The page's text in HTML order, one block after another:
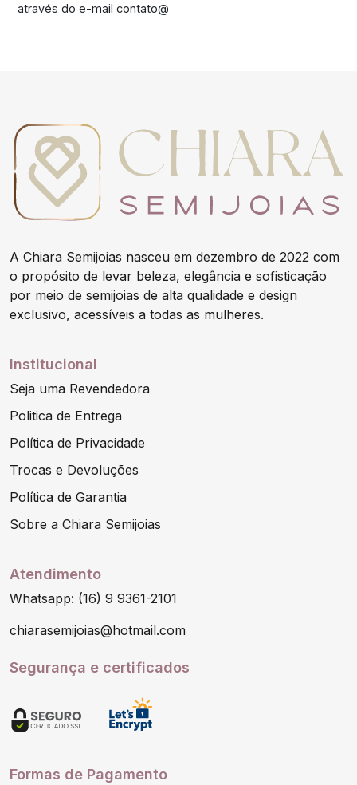
através do e-mail contato@
A Chiara Semijoias nasceu em dezembro de 2022 com
o propósito de levar beleza, elegância e sofisticação
por meio de semijoias de alta qualidade e design
exclusivo, acessíveis a todas as mulheres.
Institucional
Seja uma Revendedora
Politica de Entrega
Política de Privacidade
Trocas e Devoluções
Política de Garantia
Sobre a Chiara Semijoias
Atendimento
Whatsapp: (16) 9 9361-2101
chiarasemijoias@hotmail.com
Segurança e certificados
Formas de Pagamento